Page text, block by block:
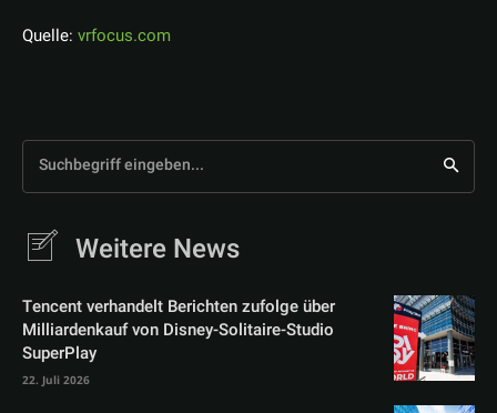
Quelle: vrfocus.com
Suchbegriff eingeben...
Weitere News
Tencent verhandelt Berichten zufolge über
Milliardenkauf von Disney-Solitaire-Studio
SuperPlay
22. Juli 2026